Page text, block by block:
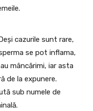
cazurile sunt rare,
se pot inflama,
mâncărimi, iar asta
de la expunere.
sub numele de